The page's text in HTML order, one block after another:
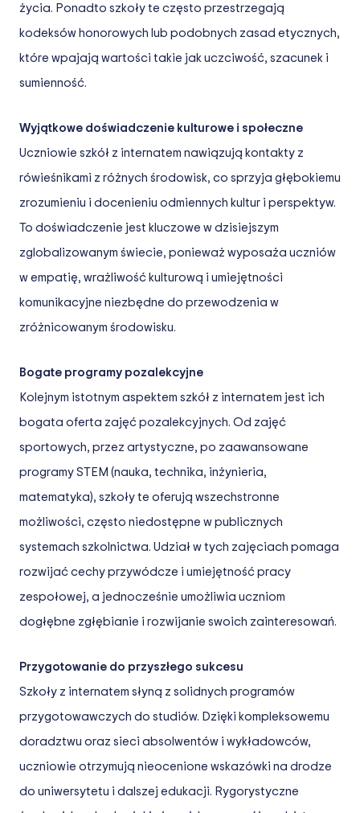
życia. Ponadto szkoły te często przestrzegają
kodeksów honorowych lub podobnych zasad etycznych,
które wpajają wartości takie jak uczciwość, szacunek i
sumienność.
Wyjątkowe doświadczenie kulturowe i społeczne
Uczniowie szkół z internatem nawiązują kontakty z
rówieśnikami z różnych środowisk, co sprzyja głębokiemu
zrozumieniu i docenieniu odmiennych kultur i perspektyw.
To doświadczenie jest kluczowe w dzisiejszym
zglobalizowanym świecie, ponieważ wyposaża uczniów
w empatię, wrażliwość kulturową i umiejętności
komunikacyjne niezbędne do przewodzenia w
zróżnicowanym środowisku.
Bogate programy pozalekcyjne
Kolejnym istotnym aspektem szkół z internatem jest ich
bogata oferta zajęć pozalekcyjnych. Od zajęć
sportowych, przez artystyczne, po zaawansowane
programy STEM (nauka, technika, inżynieria,
matematyka), szkoły te oferują wszechstronne
możliwości, często niedostępne w publicznych
systemach szkolnictwa. Udział w tych zajęciach pomaga
rozwijać cechy przywódcze i umiejętność pracy
zespołowej, a jednocześnie umożliwia uczniom
dogłębne zgłębianie i rozwijanie swoich zainteresowań.
Przygotowanie do przyszłego sukcesu
Szkoły z internatem słyną z solidnych programów
przygotowawczych do studiów. Dzięki kompleksowemu
doradztwu oraz sieci absolwentów i wykładowców,
uczniowie otrzymują nieocenione wskazówki na drodze
do uniwersytetu i dalszej edukacji. Rygorystyczne